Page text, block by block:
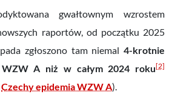
gwałtownym wzrostem
raportów, od początku 2025
zgłoszono tam niemal 4-krotnie
A niż w całym 2024 roku[2]
Czechy epidemia WZW A).